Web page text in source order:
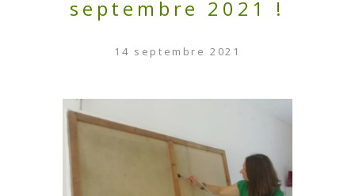
septembre 2021 !
14 septembre 2021